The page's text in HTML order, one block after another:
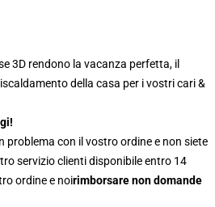
3D rendono la vacanza perfetta, il
della casa per i vostri cari &
problema con il vostro ordine e non siete
servizio clienti disponibile entro 14
ordine e noirimborsare non domande